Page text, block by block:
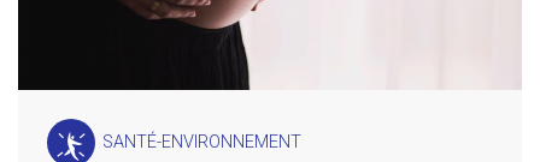
SANTÉ-ENVIRONNEMENT